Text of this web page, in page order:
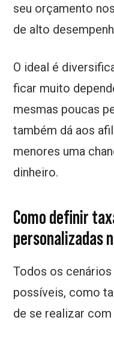
seu orçamento
de alto
O ideal é
ficar muito
mesmas poucas
também dá aos
menores uma
dinheiro.
Como definir
personalizadas
Todos os
possíveis, como
de se realizar